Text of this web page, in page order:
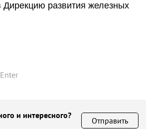
развития железных
Enter
и интересного?
Отправить